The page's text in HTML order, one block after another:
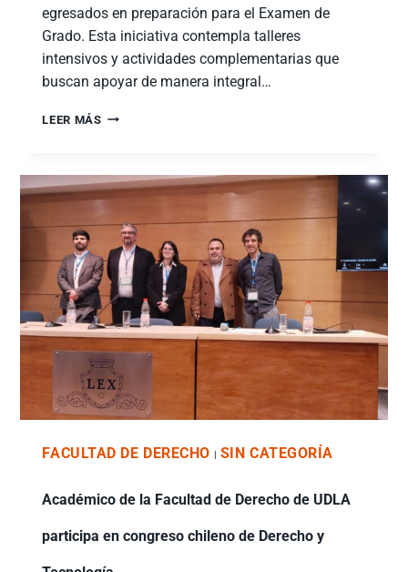
egresados en preparación para el Examen de
Grado. Esta iniciativa contempla talleres
intensivos y actividades complementarias que
buscan apoyar de manera integral…
LEER MÁS
FACULTAD DE DERECHO | SIN CATEGORÍA
Académico de la Facultad de Derecho de UDLA
participa en congreso chileno de Derecho y